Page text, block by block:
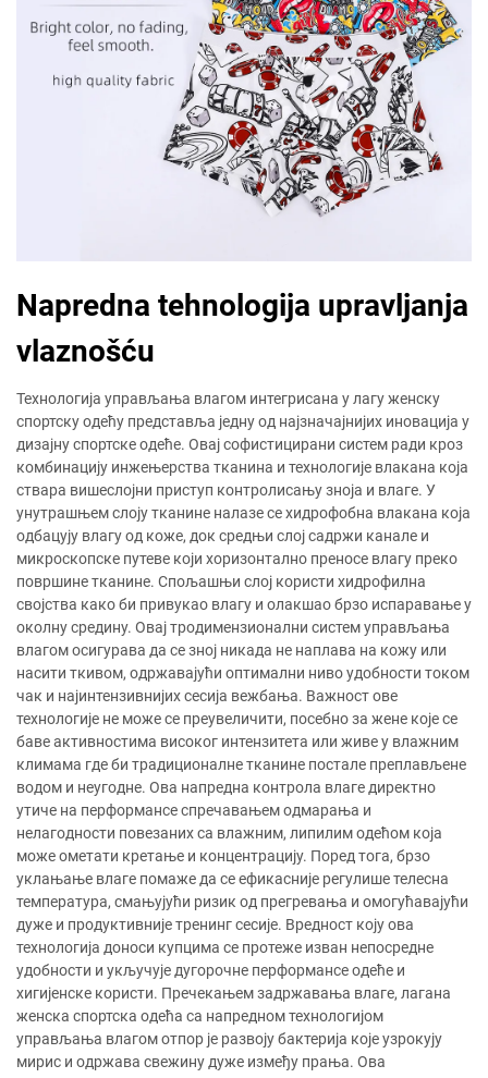
Napredna tehnologija upravljanja
vlaznošću
Технологија управљања влагом интегрисана у лагу женску
спортску одећу представља једну од најзначајнијих иновација у
дизајну спортске одеће. Овај софистицирани систем ради кроз
комбинацију инжењерства тканина и технологије влакана која
ствара вишеслојни приступ контролисању зноја и влаге. У
унутрашњем слоју тканине налазе се хидрофобна влакана која
одбацују влагу од коже, док средњи слој садржи канале и
микроскопске путеве који хоризонтално преносе влагу преко
површине тканине. Спољашњи слој користи хидрофилна
својства како би привукао влагу и олакшао брзо испаравање у
околну средину. Овај тродимензионални систем управљања
влагом осигурава да се зној никада не наплава на кожу или
насити ткивом, одржавајући оптимални ниво удобности током
чак и најинтензивнијих сесија вежбања. Важност ове
технологије не може се преувеличити, посебно за жене које се
баве активностима високог интензитета или живе у влажним
климама где би традиционалне тканине постале преплављене
водом и неугодне. Ова напредна контрола влаге директно
утиче на перформансе спречавањем одмарања и
нелагодности повезаних са влажним, липилим одећом која
може ометати кретање и концентрацију. Поред тога, брзо
уклањање влаге помаже да се ефикасније регулише телесна
температура, смањујући ризик од прегревања и омогућавајући
дуже и продуктивније тренинг сесије. Вредност коју ова
технологија доноси купцима се протеже изван непосредне
удобности и укључује дугорочне перформансе одеће и
хигијенске користи. Пречекањем задржавања влаге, лагана
женска спортска одећа са напредном технологијом
управљања влагом отпор је развоју бактерија које узрокују
мирис и одржава свежину дуже између прања. Ова